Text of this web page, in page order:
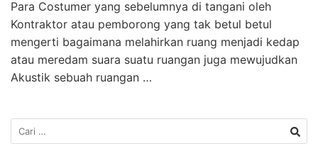
Para Costumer yang sebelumnya di tangani oleh
Kontraktor atau pemborong yang tak betul betul
mengerti bagaimana melahirkan ruang menjadi kedap
atau meredam suara suatu ruangan juga mewujudkan
Akustik sebuah ruangan …